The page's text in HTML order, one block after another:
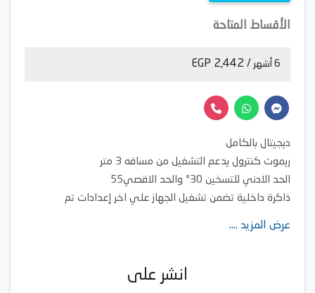
الأقساط المتاحة
6 أشهر / 2,442 EGP
ديجيتال بالكامل
ريموت كنترول يدعم التشغيل من مسافه 3 متر
الحد الادني للتسخين 30° والحد الاقصي55
ذاكرة داخلية تضمن تشغيل الجهاز علي اخر إعدادات تم
الحد الاقصي لتدفق المياه 8 لتر/دقيقة
عرض المزيد ....
انشر على